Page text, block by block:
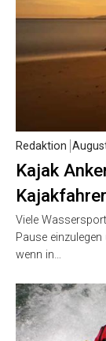
Kajak
Kajakfahrer
Redaktion
Viele
Pause
wenn in…